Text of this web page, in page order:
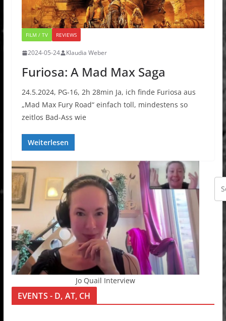
FILM / TV REVIEWS
2024-05-24 Klaudia Weber
Furiosa: A Mad Max Saga
24.5.2024, PG-16, 2h 28min Ja, ich finde Furiosa aus
„Mad Max Fury Road“ einfach toll, mindestens so
zeitlos Bad-Ass wie
Weiterlesen
Jo Quail Interview
EVENTS - D, AT, CH